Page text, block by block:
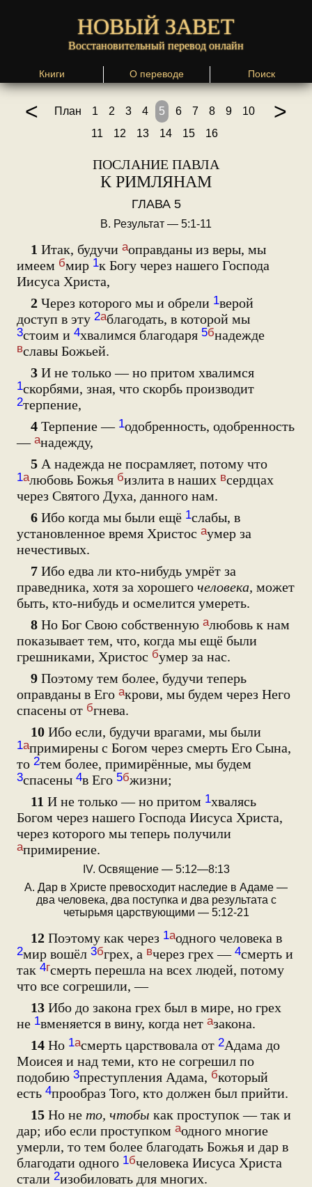
НОВЫЙ ЗАВЕТ
Восстановительный перевод онлайн
Книги О переводе Поиск
< План 1 2 3 4 5 6 7 8 9
10
11
12 13 14 15 16
>
ПОСЛАНИЕ ПАВЛА
К РИМЛЯНАМ
ГЛАВА 5
В. Результат — 5:1-11
1 Итак, будучи аоправданы из веры, мы
имеем бмир 1к Богу через нашего Господа
Иисуса Христа,
2 Через которого мы и обрели 1верой
доступ в эту 2аблагодать, в которой мы
3стоим и 4хвалимся благодаря 5бнадежде
вславы Божьей.
3 И не только — но притом хвалимся
1скорбями, зная, что скорбь производит
2терпение,
4 Терпение — 1одобренность, одобренность
— анадежду,
5 А надежда не посрамляет, потому что
1алюбовь Божья бизлита в наших всердцах
через Святого Духа, данного нам.
6 Ибо когда мы были ещё 1слабы, в
установленное время Христос аумер за
нечестивых.
7 Ибо едва ли кто-нибудь умрёт за
праведника, хотя за хорошего человека, может
быть, кто-нибудь и осмелится умереть.
8 Но Бог Свою собственную алюбовь к нам
показывает тем, что, когда мы ещё были
грешниками, Христос бумер за нас.
9 Поэтому тем более, будучи теперь
оправданы в Его акрови, мы будем через Него
спасены от бгнева.
10 Ибо если, будучи врагами, мы были
1апримирены с Богом через смерть Его Сына,
то 2тем более, примирённые, мы будем
3спасены 4в Его 5бжизни;
11 И не только — но притом 1хвалясь
Богом через нашего Господа Иисуса Христа,
через которого мы теперь получили
апримирение.
IV. Освящение — 5:12—8:13
А. Дар в Христе превосходит наследие в Адаме —
два человека, два поступка и два результата с
четырьмя царствующими — 5:12-21
12 Поэтому как через 1аодного человека в
2мир вошёл 3бгрех, а вчерез грех — 4смерть и
так 4гсмерть перешла на всех людей, потому
что все согрешили, —
13 Ибо до закона грех был в мире, но грех
не 1вменяется в вину, когда нет азакона.
14 Но 1асмерть царствовала от 2Адама до
Моисея и над теми, кто не согрешил по
подобию 3преступления Адама, бкоторый
есть 4прообраз Того, кто должен был прийти.
15 Но не то, чтобы как проступок — так и
дар; ибо если проступком аодного многие
умерли, то тем более благодать Божья и дар в
благодати одного 1бчеловека Иисуса Христа
стали 2изобиловать для многих.